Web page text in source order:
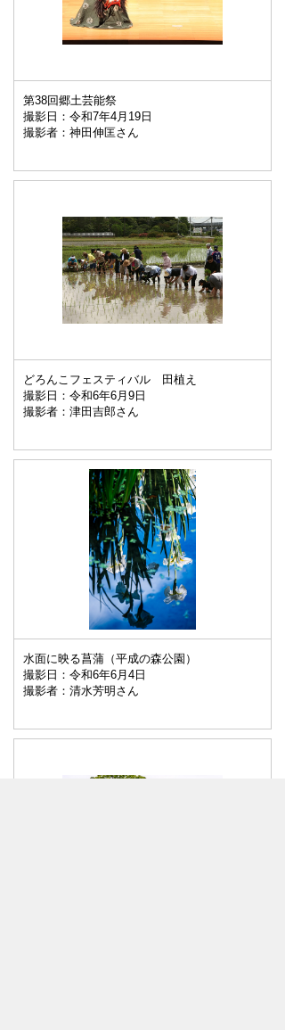
第38回郷土芸能祭
撮影日：令和7年4月19日
撮影者：神田伸匡さん
どろんこフェスティバル 田植え
撮影日：令和6年6月9日
撮影者：津田吉郎さん
水面に映る菖蒲（平成の森公園）
撮影日：令和6年6月4日
撮影者：清水芳明さん